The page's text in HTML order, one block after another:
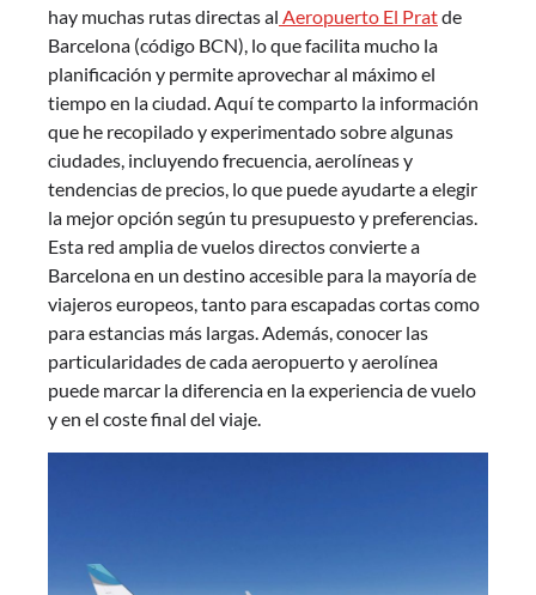
hay muchas rutas directas al Aeropuerto El Pratde
Barcelona (código BCN), lo que facilita mucho la
planificación y permite aprovechar al máximo el
tiempo en la ciudad. Aquí te comparto la información
que he recopilado y experimentado sobre algunas
ciudades, incluyendo frecuencia, aerolíneas y
tendencias de precios, lo que puede ayudarte a elegir
la mejor opción según tu presupuesto y preferencias.
Esta red amplia de vuelos directos convierte a
Barcelona en un destino accesible para la mayoría de
viajeros europeos, tanto para escapadas cortas como
para estancias más largas. Además, conocer las
particularidades de cada aeropuerto y aerolínea
puede marcar la diferencia en la experiencia de vuelo
y en el coste final del viaje.